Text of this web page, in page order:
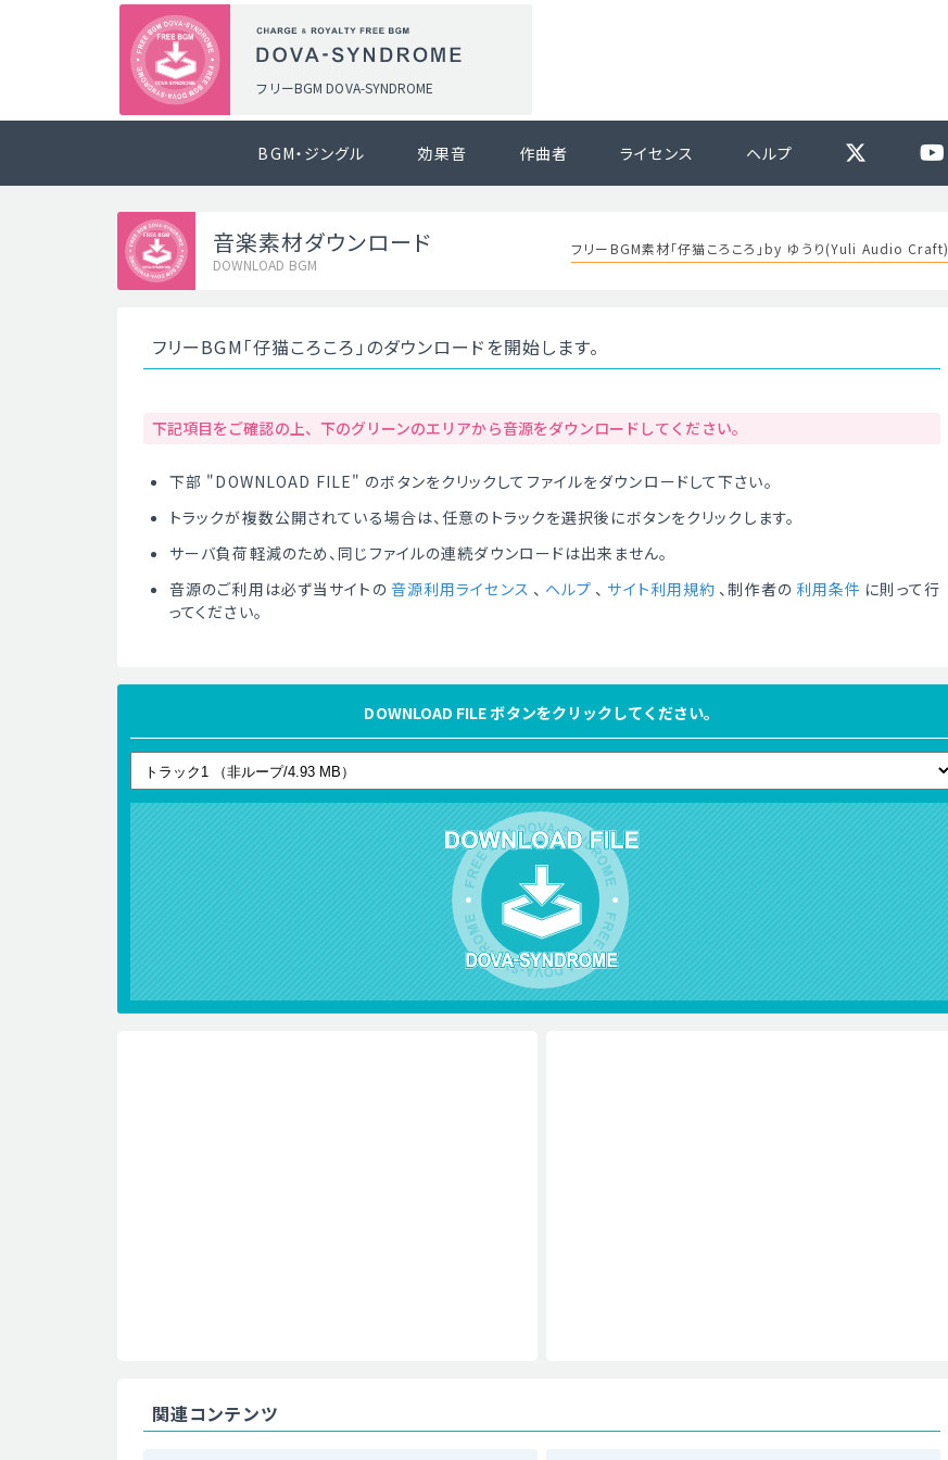
フリーBGM DOVA-SYNDROME
BGM・ジングル 効果音 作曲者 ライセンス ヘルプ
音楽素材ダウンロード
DOWNLOAD BGM
フリーBGM素材「仔猫ころころ」by ゆうり(Yuli Audio Craft)
フリーBGM「仔猫ころころ」のダウンロードを開始します。
下記項目をご確認の上、下のグリーンのエリアから音源をダウンロードしてください。
下部 "DOWNLOAD FILE" のボタンをクリックしてファイルをダウンロードして下さい。
トラックが複数公開されている場合は、任意のトラックを選択後にボタンをクリックします。
サーバ負荷軽減のため、同じファイルの連続ダウンロードは出来ません。
音源のご利用は必ず当サイトの 音源利用ライセンス 、 ヘルプ 、 サイト利用規約 、制作者の 利用条件 に則って行
ってください。
DOWNLOAD FILE ボタンをクリックしてください。
関連コンテンツ